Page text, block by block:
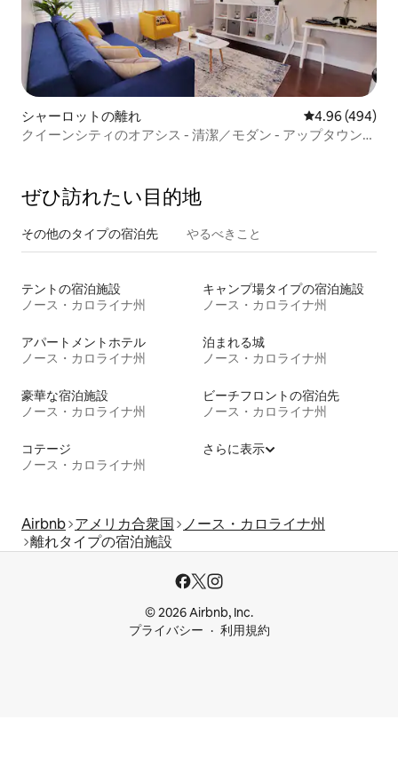
シャーロットの離れ レビュー494
4.96 (494)
クイーンシティのオアシス - 清潔／モダン - アップタウンか
ぜひ訪⁠れ⁠た⁠い目⁠的⁠地
その他のタ⁠イ⁠プ⁠の宿⁠泊⁠先 やるべきこと
テントの宿泊施設
ノース・カロライナ州
キャンプ場タイプの宿泊施設
ノース・カロライナ州
アパートメントホテル
ノース・カロライナ州
泊まれる城
ノース・カロライナ州
豪華な宿泊施設
ノース・カロライナ州
ビーチフロントの宿泊先
ノース・カロライナ州
コテージ
ノース・カロライナ州
さらに表示
Airbnb アメリカ合衆国
ノース・カロライナ州
離れタイプの宿泊施設
© 2026 Airbnb, Inc.
プライバシー
利用規約